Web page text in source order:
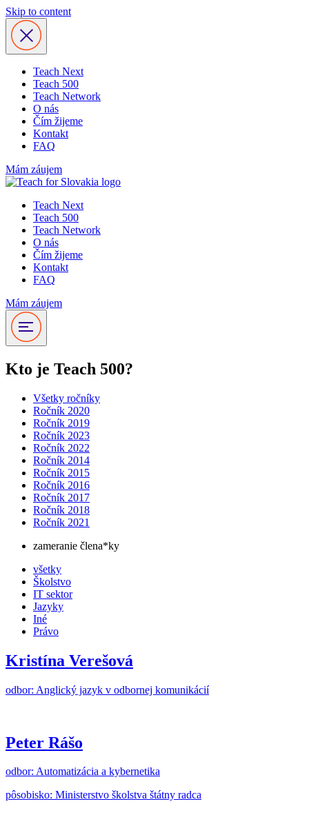
Skip to content
Teach Next
Teach 500
Teach Network
O nás
Čím žijeme
Kontakt
FAQ
Mám záujem
Teach Next
Teach 500
Teach Network
O nás
Čím žijeme
Kontakt
FAQ
Mám záujem
Kto je Teach 500?
Všetky ročníky
Ročník 2020
Ročník 2019
Ročník 2023
Ročník 2022
Ročník 2014
Ročník 2015
Ročník 2016
Ročník 2017
Ročník 2018
Ročník 2021
zameranie člena*ky
všetky
Školstvo
IT sektor
Jazyky
Iné
Právo
Kristína Verešová
odbor: Anglický jazyk v odbornej komunikácií
Peter Rášo
odbor: Automatizácia a kybernetika
pôsobisko: Ministerstvo školstva štátny radca